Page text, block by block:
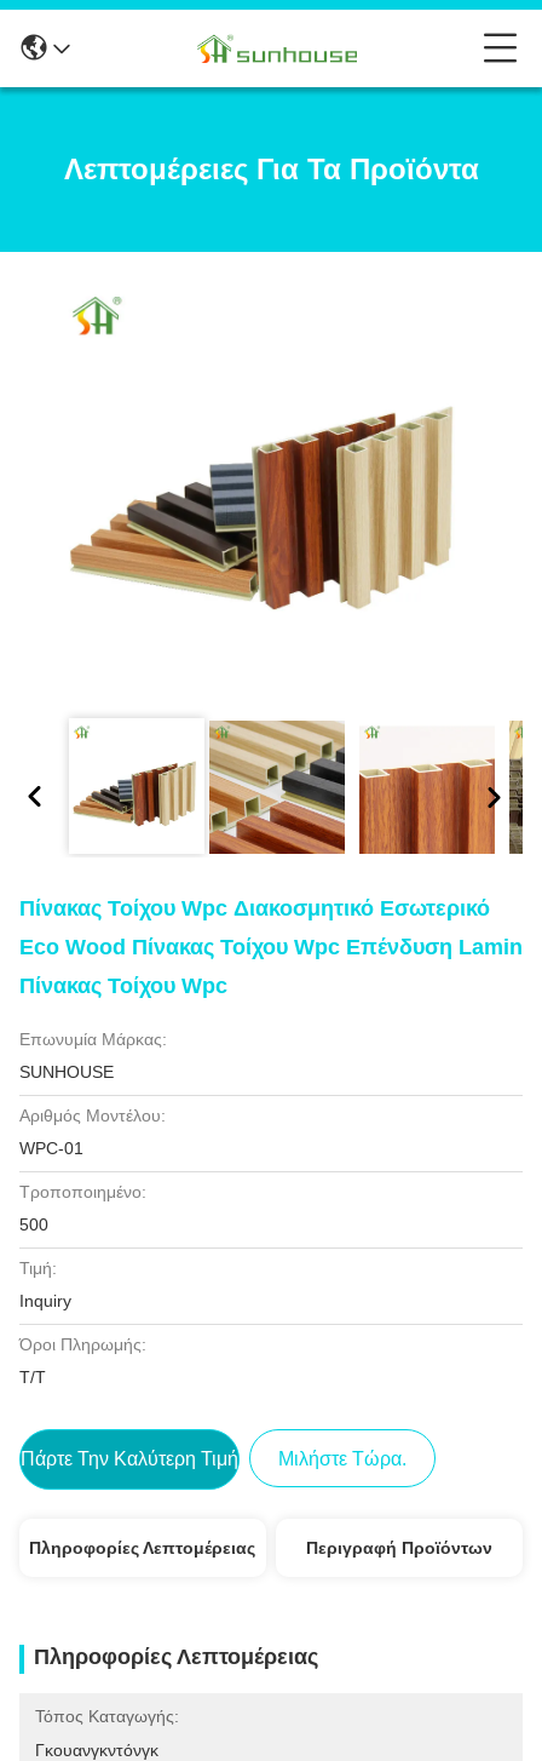
Λεπτομέρειες Για Τα Προϊόντα
Πίνακας Τοίχου Wpc Διακοσμητικό Εσωτερικό
Eco Wood Πίνακας Τοίχου Wpc Επένδυση Lamin
Πίνακας Τοίχου Wpc
Επωνυμία Μάρκας:
SUNHOUSE
Αριθμός Μοντέλου:
WPC-01
Τροποποιημένο:
500
Τιμή:
Inquiry
Όροι Πληρωμής:
Τ/Τ
Πάρτε Την Καλύτερη Τιμή Μιλήστε Τώρα.
Πληροφορίες Λεπτομέρειας Περιγραφή Προϊόντων
Πληροφορίες Λεπτομέρειας
Τόπος Καταγωγής:
Γκουανγκντόνγκ